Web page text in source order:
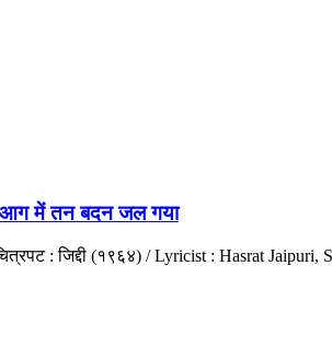
में तन बदन जल गया
: जिद्दी (१९६४) / Lyricist : Hasrat